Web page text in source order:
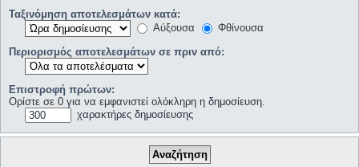
Ταξινόμηση αποτελεσμάτων κατά:
Αύξουσα
Φθίνουσα
Περιορισμός αποτελεσμάτων σε πριν από:
Επιστροφή πρώτων:
Ορίστε σε 0 για να εμφανιστεί ολόκληρη η δημοσίευση.
χαρακτήρες δημοσίευσης